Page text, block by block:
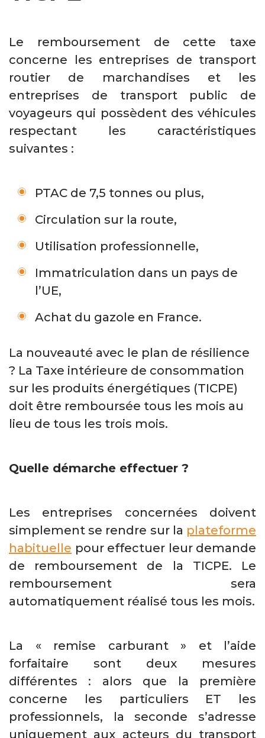
Le remboursement de cette taxe
concerne les entreprises de transport
routier de marchandises et les
entreprises de transport public de
voyageurs qui possèdent des véhicules
respectant les caractéristiques
suivantes :
PTAC de 7,5 tonnes ou plus,
Circulation sur la route,
Utilisation professionnelle,
Immatriculation dans un pays de
l’UE,
Achat du gazole en France.
La nouveauté avec le plan de résilience
? La Taxe intérieure de consommation
sur les produits énergétiques (TICPE)
doit être remboursée tous les mois au
lieu de tous les trois mois.
Quelle démarche effectuer ?
Les entreprises concernées doivent
simplement se rendre sur la plateforme
habituelle pour effectuer leur demande
de remboursement de la TICPE. Le
remboursement sera
automatiquement réalisé tous les mois.
La « remise carburant » et l’aide
forfaitaire sont deux mesures
différentes : alors que la première
concerne les particuliers ET les
professionnels, la seconde s’adresse
uniquement aux acteurs du transport